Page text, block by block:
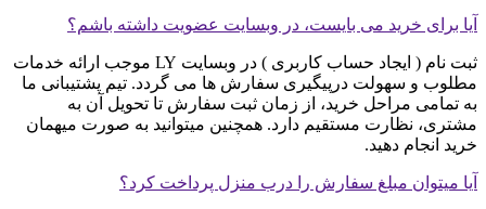
آیا برای خرید می بایست، در وبسایت عضویت داشته باشم؟
ثبت نام ( ایجاد حساب کاربری ) در وبسایت LY موجب ارائه خدمات
مطلوب و سهولت درپیگیری سفارش ها می گردد. تیم پشتیبانی ما
به تمامی مراحل خرید، از زمان ثبت سفارش تا تحویل آن به
مشتری، نظارت مستقیم دارد. همچنین میتوانید به صورت میهمان
خرید انجام دهید.
آیا میتوان مبلغ سفارش را درب منزل پرداخت کرد؟